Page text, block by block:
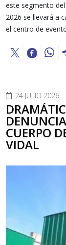
este segmento
2026 se llevará a
el centro de
24 JULIO 2026
CUERPO
VIDAL